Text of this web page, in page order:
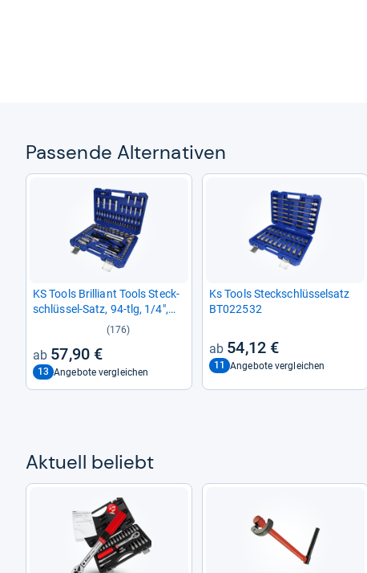
Pas­sende Alter­na­ti­ven
KS Tools Bril­li­ant Tools Steck­
schlüs­sel-​Satz, 94-​tlg, 1/4",
(176)
57,90 €
13 Angebote vergleichen
Ks Tools Steck­schlüs­sel­satz
BT022532
54,12 €
11 Angebote vergleichen
Aktu­ell beliebt